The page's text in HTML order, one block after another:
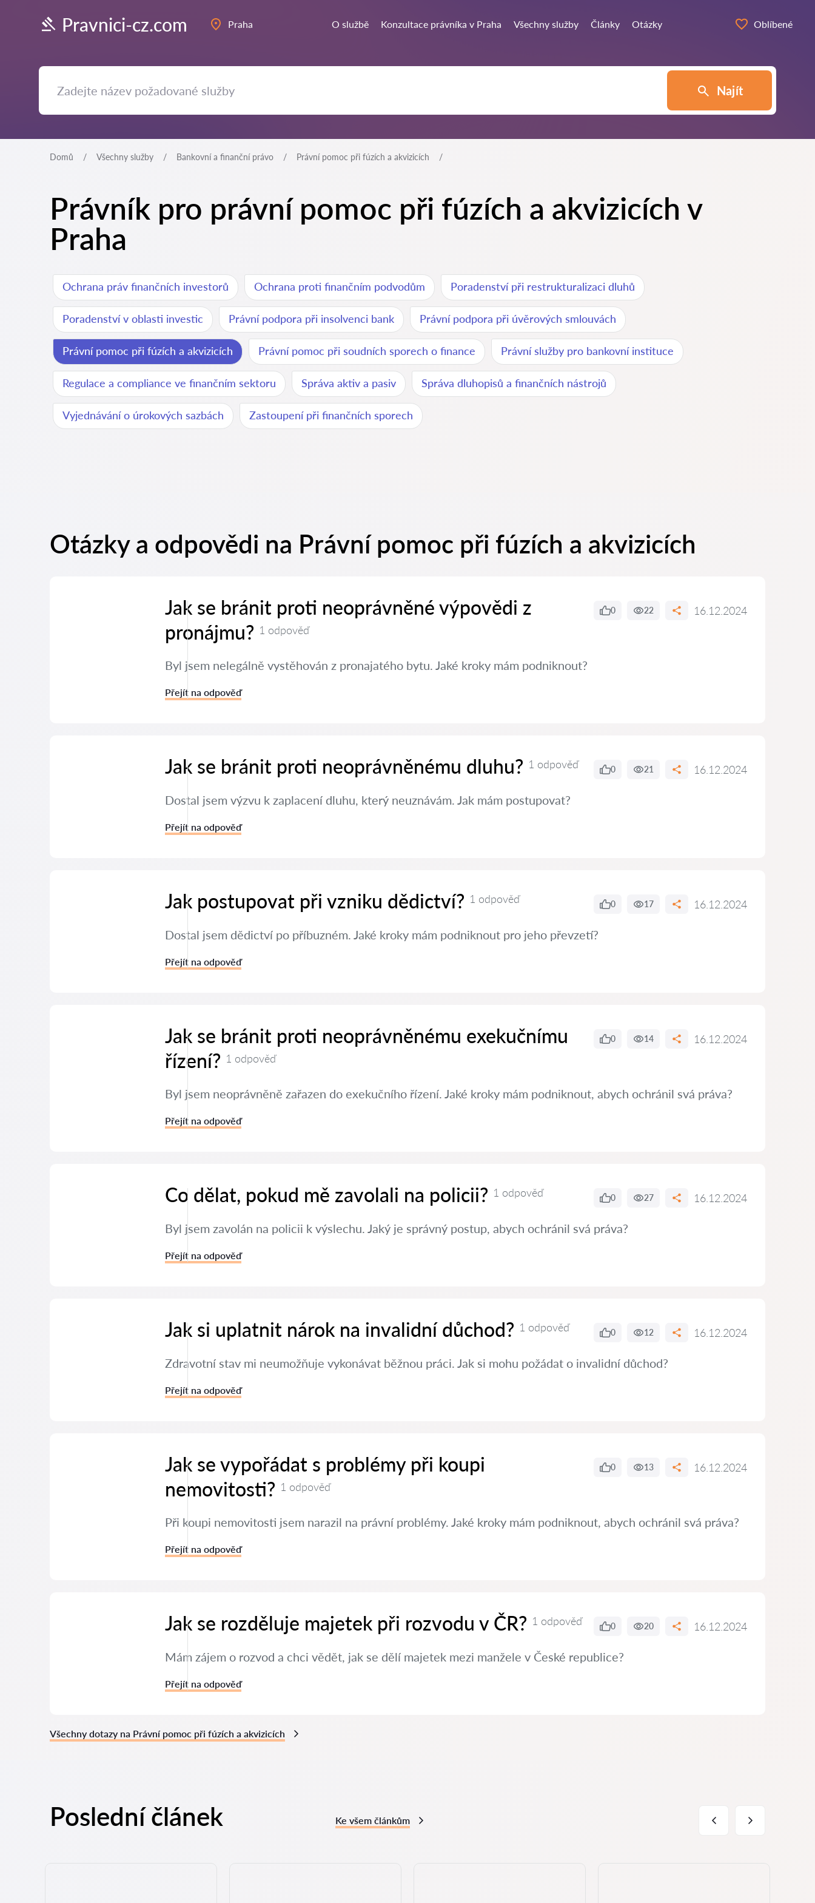
Pravnici-cz.com Praha O službě Konzultace právníka v Praha Všechny služby Články Otázky Oblíbené
Najít
Domů Všechny služby Bankovní a finanční právo Právní pomoc při fúzích a akvizicích
Právník pro právní pomoc při fúzích a akvizicích v
Praha
Ochrana práv finančních investorů Ochrana proti finančním podvodům Poradenství při restrukturalizaci dluhů
Poradenství v oblasti investic Právní podpora při insolvenci bank Právní podpora při úvěrových smlouvách
Právní pomoc při fúzích a akvizicích Právní pomoc při soudních sporech o finance Právní služby pro bankovní instituce
Regulace a compliance ve finančním sektoru Správa aktiv a pasiv Správa dluhopisů a finančních nástrojů
Vyjednávání o úrokových sazbách Zastoupení při finančních sporech
Otázky a odpovědi na Právní pomoc při fúzích a akvizicích
Jak se bránit proti neoprávněné výpovědi z
pronájmu? 1 odpověď
0 22 16.12.2024
Byl jsem nelegálně vystěhován z pronajatého bytu. Jaké kroky mám podniknout?
Přejít na odpověď
Jak se bránit proti neoprávněnému dluhu? 1 odpověď 0 21 16.12.2024
Dostal jsem výzvu k zaplacení dluhu, který neuznávám. Jak mám postupovat?
Přejít na odpověď
Jak postupovat při vzniku dědictví? 1 odpověď 0 17 16.12.2024
Dostal jsem dědictví po příbuzném. Jaké kroky mám podniknout pro jeho převzetí?
Přejít na odpověď
Jak se bránit proti neoprávněnému exekučnímu
řízení? 1 odpověď
0 14 16.12.2024
Byl jsem neoprávněně zařazen do exekučního řízení. Jaké kroky mám podniknout, abych ochránil svá práva?
Přejít na odpověď
Co dělat, pokud mě zavolali na policii? 1 odpověď 0 27 16.12.2024
Byl jsem zavolán na policii k výslechu. Jaký je správný postup, abych ochránil svá práva?
Přejít na odpověď
Jak si uplatnit nárok na invalidní důchod? 1 odpověď 0 12 16.12.2024
Zdravotní stav mi neumožňuje vykonávat běžnou práci. Jak si mohu požádat o invalidní důchod?
Přejít na odpověď
Jak se vypořádat s problémy při koupi
nemovitosti? 1 odpověď
0 13 16.12.2024
Při koupi nemovitosti jsem narazil na právní problémy. Jaké kroky mám podniknout, abych ochránil svá práva?
Přejít na odpověď
Jak se rozděluje majetek při rozvodu v ČR? 1 odpověď 0 20 16.12.2024
Mám zájem o rozvod a chci vědět, jak se dělí majetek mezi manžele v České republice?
Přejít na odpověď
Všechny dotazy na Právní pomoc při fúzích a akvizicích
Poslední článek Ke všem článkům